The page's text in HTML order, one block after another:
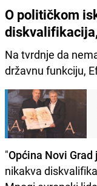
O političkom
Na tvrdnje da
državnu funkciju,
"Općina Novi
nikakva